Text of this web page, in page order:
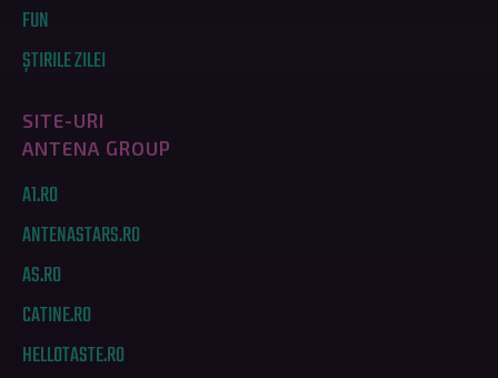
FUN
ȘTIRILE ZILEI
SITE-URI
ANTENA GROUP
A1.RO
ANTENASTARS.RO
AS.RO
CATINE.RO
HELLOTASTE.RO